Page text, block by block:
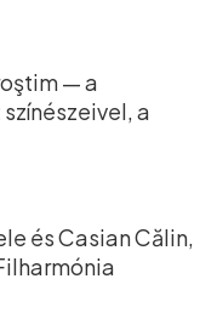
— a
a
és Casian Călin,